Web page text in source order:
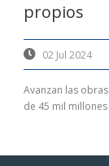
propios
02 Jul 2024
Avanzan las
de 45 mil